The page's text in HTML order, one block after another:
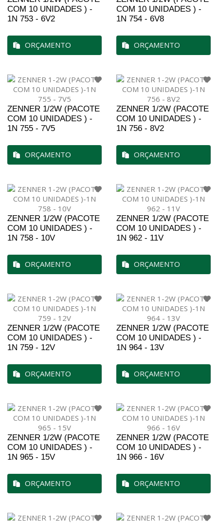
COM 10 UNIDADES ) -
1N 753 - 6V2
ORÇAMENTO
COM 10 UNIDADES ) -
1N 754 - 6V8
ORÇAMENTO
ZENNER 1/2W (PACOTE
COM 10 UNIDADES ) -
1N 755 - 7V5
ORÇAMENTO
ZENNER 1/2W (PACOTE
COM 10 UNIDADES ) -
1N 756 - 8V2
ORÇAMENTO
ZENNER 1/2W (PACOTE
COM 10 UNIDADES ) -
1N 758 - 10V
ORÇAMENTO
ZENNER 1/2W (PACOTE
COM 10 UNIDADES ) -
1N 962 - 11V
ORÇAMENTO
ZENNER 1/2W (PACOTE
COM 10 UNIDADES ) -
1N 759 - 12V
ORÇAMENTO
ZENNER 1/2W (PACOTE
COM 10 UNIDADES ) -
1N 964 - 13V
ORÇAMENTO
ZENNER 1/2W (PACOTE
COM 10 UNIDADES ) -
1N 965 - 15V
ORÇAMENTO
ZENNER 1/2W (PACOTE
COM 10 UNIDADES ) -
1N 966 - 16V
ORÇAMENTO